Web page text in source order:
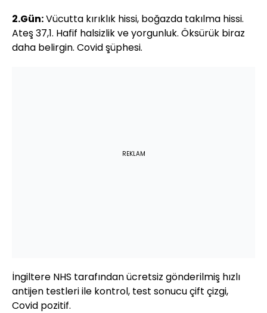
2.Gün:Vücutta kırıklık hissi, boğazda takılma hissi.
Ateş 37,1. Hafif halsizlik ve yorgunluk. Öksürük biraz
daha belirgin. Covid şüphesi.
REKLAM
İngiltere NHS tarafından ücretsiz gönderilmiş hızlı
antijen testleri ile kontrol, test sonucu çift çizgi,
Covid pozitif.